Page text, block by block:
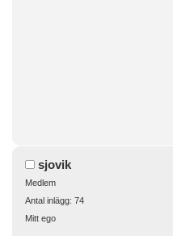
sjovik
Medlem
Antal inlägg: 74
Mitt ego